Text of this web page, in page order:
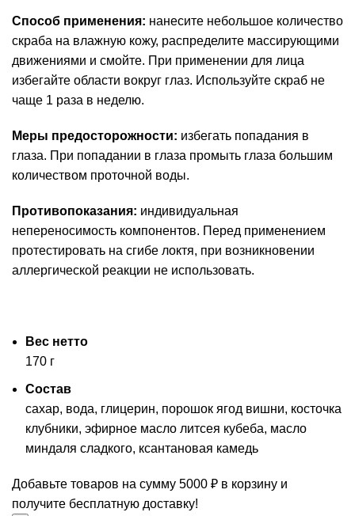
Способ применения: нанесите небольшое количество
скраба на влажную кожу, распределите массирующими
движениями и смойте. При применении для лица
избегайте области вокруг глаз. Используйте скраб не
чаще 1 раза в неделю.
Меры предосторожности: избегать попадания в
глаза. При попадании в глаза промыть глаза большим
количеством проточной воды.
Противопоказания: индивидуальная
непереносимость компонентов. Перед применением
протестировать на сгибе локтя, при возникновении
аллергической реакции не использовать.
Вес нетто
170 г
Состав
сахар, вода, глицерин, порошок ягод вишни, косточка
клубники, эфирное масло литсея кубеба, масло
миндаля сладкого, ксантановая камедь
Добавьте товаров на сумму 5000 ₽ в корзину и
получите бесплатную доставку!